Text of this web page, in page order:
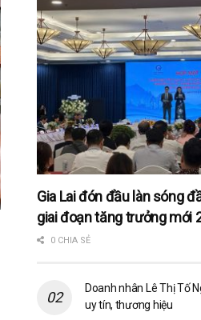
Gia Lai đón đầu làn sóng
giai đoạn tăng trưởng mới
0 CHIA SẺ
Doanh nhân Lê Thị Tố
uy tín, thương hiệu